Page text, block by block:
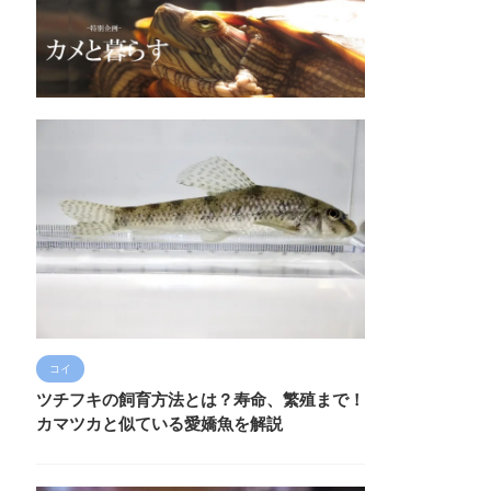
コイ
ツチフキの飼育方法とは？寿命、繁殖まで！
カマツカと似ている愛嬌魚を解説